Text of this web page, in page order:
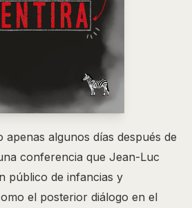
apenas algunos días después de
conferencia que Jean-Luc
público de infancias y
el posterior diálogo en el